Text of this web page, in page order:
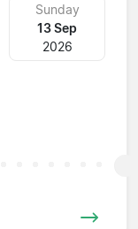
Sunday
13 Sep
2026